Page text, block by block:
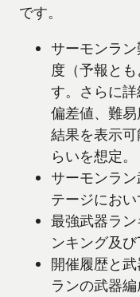
です。
サーモンラ
度（予報と
す。さらに
偏差値、難
結果を表示
らいを想定。
サーモンラ
テージにおい
最強武器ラ
ンキング及び
開催履歴と
ランの武器